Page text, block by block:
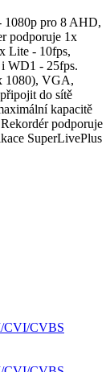
pro 8 AHD,
podporuje 1x
Lite - 10fps,
WD1 - 25fps.
1080), VGA,
do sítě
kapacitě
podporuje
SuperLivePlus